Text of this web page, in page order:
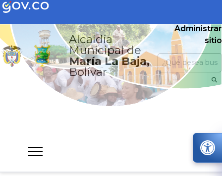
Alcaldía
Municipal de
María La Baja,
Bolívar
Administrar
sitio